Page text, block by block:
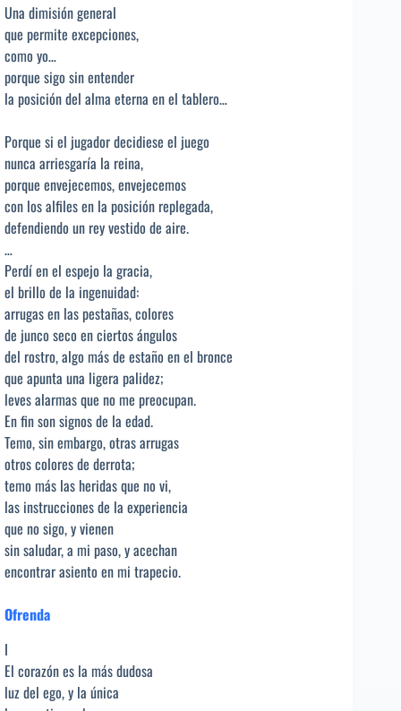
Una dimisión general
que permite excepciones,
como yo…
porque sigo sin entender
la posición del alma eterna en el tablero…
Porque si el jugador decidiese el juego
nunca arriesgaría la reina,
porque envejecemos, envejecemos
con los alfiles en la posición replegada,
defendiendo un rey vestido de aire.
…
Perdí en el espejo la gracia,
el brillo de la ingenuidad:
arrugas en las pestañas, colores
de junco seco en ciertos ángulos
del rostro, algo más de estaño en el bronce
que apunta una ligera palidez;
leves alarmas que no me preocupan.
En fin son signos de la edad.
Temo, sin embargo, otras arrugas
otros colores de derrota;
temo más las heridas que no vi,
las instrucciones de la experiencia
que no sigo, y vienen
sin saludar, a mi paso, y acechan
encontrar asiento en mi trapecio.
Ofrenda
I
El corazón es la más dudosa
luz del ego, y la única